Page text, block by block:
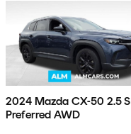
2024 Mazda CX-50 2.5 S
Preferred AWD